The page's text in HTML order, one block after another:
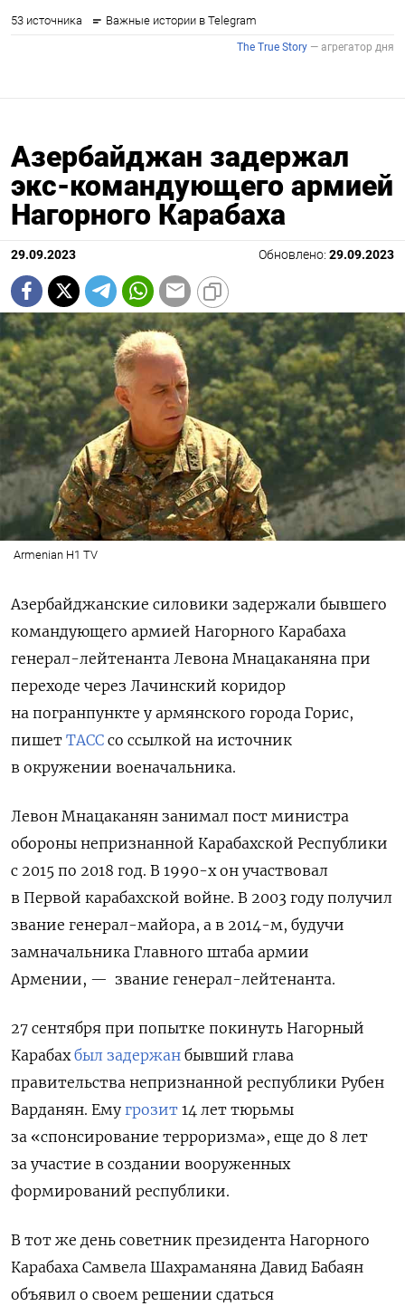
Азербайджан задержал
экс-командующего армией
Нагорного Карабаха
29.09.2023 Обновлено: 29.09.2023
Armenian H1 TV
Азербайджанские силовики задержали бывшего
командующего армией Нагорного Карабаха
генерал-лейтенанта Левона Мнацаканяна при
переходе через Лачинский коридор
на погранпункте у армянского города Горис,
пишет ТАСС со ссылкой на источник
в окружении военачальника.
Левон Мнацаканян занимал пост министра
обороны непризнанной Карабахской Республики
с 2015 по 2018 год. В 1990-х он участвовал
в Первой карабахской войне. В 2003 году получил
звание генерал-майора, а в 2014-м, будучи
замначальника Главного штаба армии
Армении, — звание генерал-лейтенанта.
27 сентября при попытке покинуть Нагорный
Карабахбыл задержан бывший глава
правительства непризнанной республики Рубен
Варданян. Ему грозит 14 лет тюрьмы
за «спонсирование терроризма», еще до 8 лет
за участие в создании вооруженных
формирований республики.
В тот же день советник президента Нагорного
Карабаха Самвела Шахраманяна Давид Бабаян
объявил о своем решении сдаться